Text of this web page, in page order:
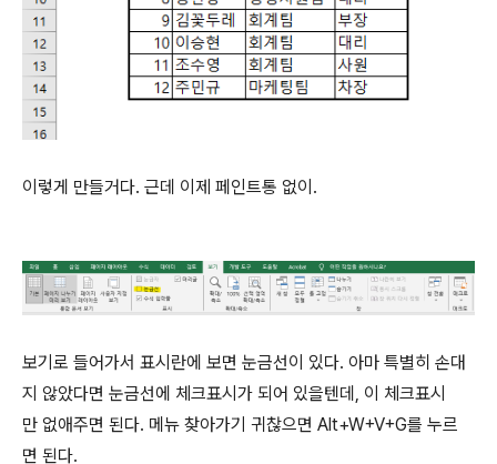
이렇게 만들거다. 근데 이제 페인트통 없이.
보기로 들어가서 표시란에 보면 눈금선이 있다. 아마 특별히 손대
지 않았다면 눈금선에 체크표시가 되어 있을텐데, 이 체크표시
만 없애주면 된다. 메뉴 찾아가기 귀찮으면 Alt+W+V+G를 누르
면 된다.